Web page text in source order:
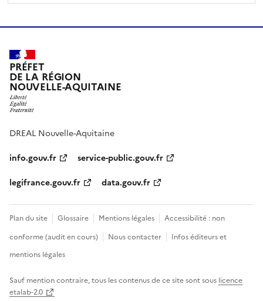
PRÉFET
DE LA RÉGION
NOUVELLE-AQUITAINE
DREAL Nouvelle-Aquitaine
info.gouv.fr
service-public.gouv.fr
legifrance.gouv.fr
data.gouv.fr
Plan du site Glossaire Mentions légales
Accessibilité : non
conforme (audit en cours)
Nous contacter
Infos éditeurs et
mentions légales
Sauf mention contraire, tous les contenus de ce site sont sous licence
etalab-2.0